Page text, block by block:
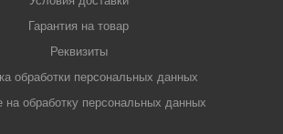
Гарантия на товар
Реквизиты
обработки персональных данных
на обработку персональных данных